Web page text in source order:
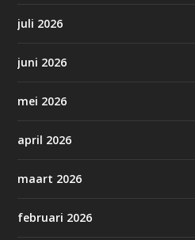
juli 2026
juni 2026
mei 2026
april 2026
maart 2026
februari 2026